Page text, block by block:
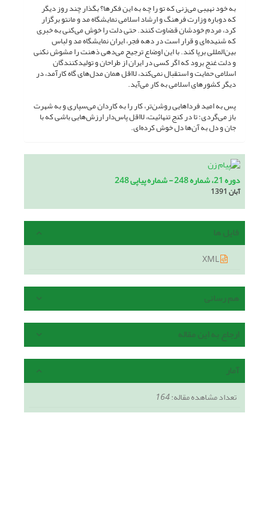
به خود نهیبی می‌زنی که تو را چه به این فکرها؟ بگذار چند روز دیگر
که دوباره وزارت فرهنگ و ارشاد اسلامی نمایشگاه مد و مانتو برگزار
کرد، مردم خودشان قضاوت کنند. حتی دلت را خوش می‌کنی به خبری
که شنیده‌ای و قرار است در دهه فجر، ایران نمایشگاه مد و لباس
بین‌المللی برپا کند. با این اوضاع ترجیح می‌دهی ذهنت را مشوش نکنی
و دلت غنج برود که اگر کسی در ایران از طراحان و تولیدکنندگان
اسلامی حمایت و استقبال نمی‌کند، لااقل همان مدل‌های گاه کارآمد، در
دیگر کشورهای اسلامی به کار می‌آید.
پس به امید فرداهایی روشن‌تر، کار را به کاردان می‌سپاری و به شهرت
باز می‌گردی؛ تا در کنج تنهائیت، لااقل پاس‌دار ارزش‌هایی باشی که با
جان و دل به آن‌ها دل خوش کرده‌ای.
دوره 21، شماره 248 - شماره پیاپی 248
آبان 1391
فایل ها
هم رسانی
ارجاع به این مقاله
آمار
تعداد مشاهده مقاله:164